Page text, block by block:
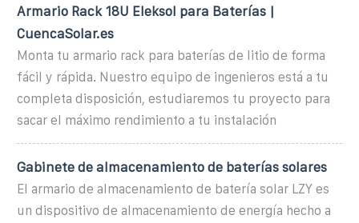
Armario Rack 18U Eleksol para Baterías |
CuencaSolar.es
Monta tu armario rack para baterías de litio de forma
fácil y rápida. Nuestro equipo de ingenieros está a tu
completa disposición, estudiaremos tu proyecto para
sacar el máximo rendimiento a tu instalación
Gabinete de almacenamiento de baterías solares
El armario de almacenamiento de batería solar LZY es
un dispositivo de almacenamiento de energía hecho a